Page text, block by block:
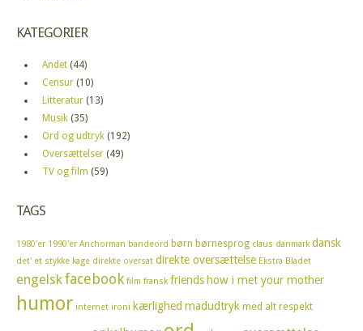
KATEGORIER
Andet (44)
Censur (10)
Litteratur (13)
Musik (35)
Ord og udtryk (192)
Oversættelser (49)
TV og film (59)
TAGS
1980'er 1990'er Anchorman bandeord børn børnesprog claus danmark dansk
det' et stykke kage direkte oversat direkte oversættelse Ekstra Bladet
engelskfacebook film fransk friends how i met your mother
humor internet ironi kærlighed madudtryk med alt respekt